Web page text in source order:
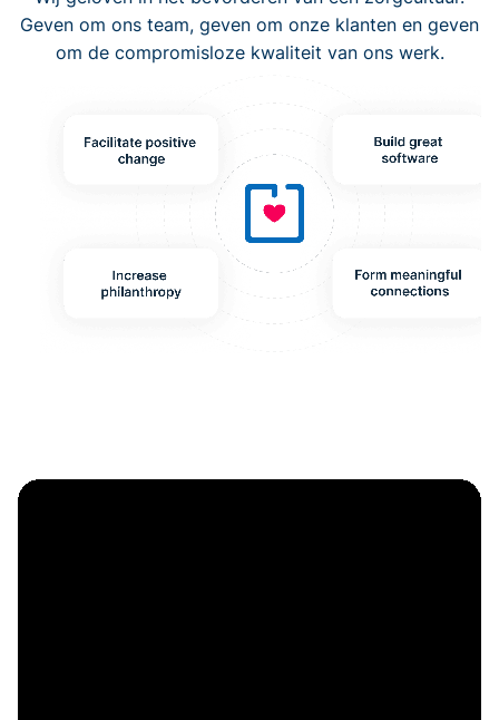
Geven om ons team, geven om onze klanten en geven
om de compromisloze kwaliteit van ons werk.